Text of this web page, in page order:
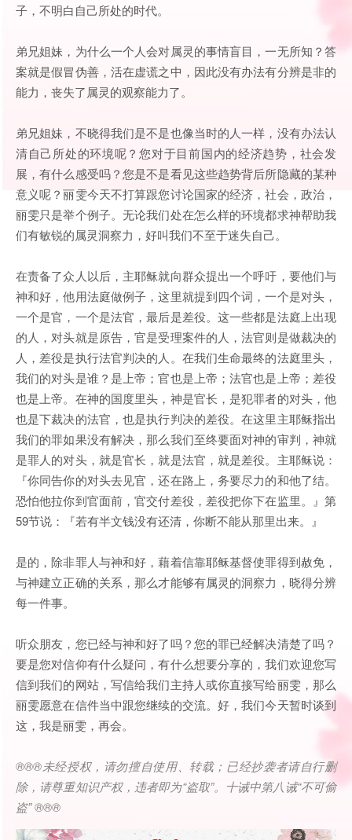
子，不明白自己所处的时代。
弟兄姐妹，为什么一个人会对属灵的事情盲目，一无所知？答
案就是假冒伪善，活在虚谎之中，因此没有办法有分辨是非的
能力，丧失了属灵的观察能力了。
弟兄姐妹，不晓得我们是不是也像当时的人一样，没有办法认
清自己所处的环境呢？您对于目前国内的经济趋势，社会发
展，有什么感受吗？您是不是看见这些趋势背后所隐藏的某种
意义呢？丽雯今天不打算跟您讨论国家的经济，社会，政治，
丽雯只是举个例子。无论我们处在怎么样的环境都求神帮助我
们有敏锐的属灵洞察力，好叫我们不至于迷失自己。
在责备了众人以后，主耶稣就向群众提出一个呼吁，要他们与
神和好，他用法庭做例子，这里就提到四个词，一个是对头，
一个是官，一个是法官，最后是差役。这一些都是法庭上出现
的人，对头就是原告，官是受理案件的人，法官则是做裁决的
人，差役是执行法官判决的人。在我们生命最终的法庭里头，
我们的对头是谁？是上帝；官也是上帝；法官也是上帝；差役
也是上帝。在神的国度里头，神是官长，是犯罪者的对头，他
也是下裁决的法官，也是执行判决的差役。在这里主耶稣指出
我们的罪如果没有解决，那么我们至终要面对神的审判，神就
是罪人的对头，就是官长，就是法官，就是差役。主耶稣说：
『你同告你的对头去见官，还在路上，务要尽力的和他了结。
恐怕他拉你到官面前，官交付差役，差役把你下在监里。』第
59节说：『若有半文钱没有还清，你断不能从那里出来。』
是的，除非罪人与神和好，藉着信靠耶稣基督使罪得到赦免，
与神建立正确的关系，那么才能够有属灵的洞察力，晓得分辨
每一件事。
听众朋友，您已经与神和好了吗？您的罪已经解决清楚了吗？
要是您对信仰有什么疑问，有什么想要分享的，我们欢迎您写
信到我们的网站，写信给我们主持人或你直接写给丽雯，那么
丽雯愿意在信件当中跟您继续的交流。好，我们今天暂时谈到
这，我是丽雯，再会。
®®®未经授权，请勿擅自使用、转载；已经抄袭者请自行删
除，请尊重知识产权，违者即为“盗取”。十诫中第八诫“不可偷
盗” ®®®